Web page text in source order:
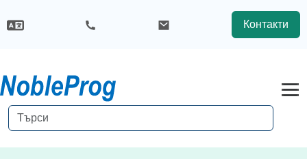
Контакти